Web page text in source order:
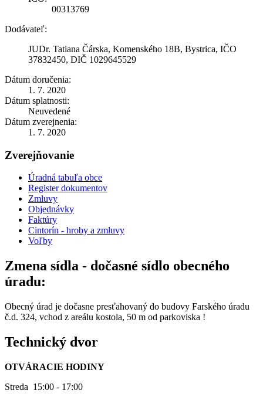
00313769
Dodávateľ:
JUDr. Tatiana Čárska, Komenského 18B, Bystrica, IČO
37832450, DIČ 1029645529
Dátum doručenia:
1. 7. 2020
Dátum splatnosti:
Neuvedené
Dátum zverejnenia:
1. 7. 2020
Zverejňovanie
Úradná tabuľa obce
Register dokumentov
Zmluvy
Objednávky
Faktúry
Cintorín - hroby a zmluvy
Voľby
Zmena sídla - dočasné sídlo obecného
úradu:
Obecný úrad je dočasne presťahovaný do budovy Farského úradu
č.d. 324, vchod z areálu kostola, 50 m od parkoviska !
Technický dvor
OTVÁRACIE HODINY
Streda 15:00 - 17:00